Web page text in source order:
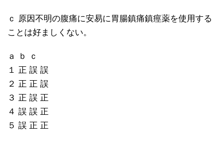
ｃ 原因不明の腹痛に安易に胃腸鎮痛鎮痙薬を使用する
ことは好ましくない。
ａ ｂ ｃ
１ 正 誤 誤
２ 正 正 誤
３ 正 誤 正
４ 誤 誤 正
５ 誤 正 正